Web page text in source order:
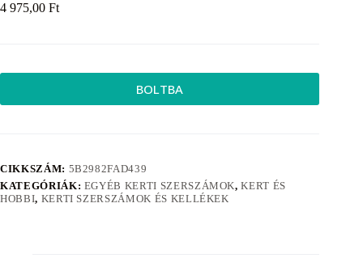
4 975,00 Ft
BOLTBA
CIKKSZÁM: 5B2982FAD439
KATEGÓRIÁK: EGYÉB KERTI SZERSZÁMOK,KERT ÉS
HOBBI, KERTI SZERSZÁMOK ÉS KELLÉKEK